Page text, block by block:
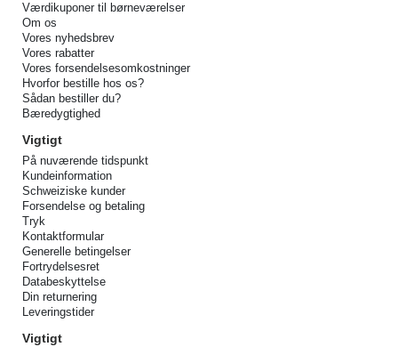
Værdikuponer til børneværelser
Om os
Vores nyhedsbrev
Vores rabatter
Vores forsendelsesomkostninger
Hvorfor bestille hos os?
Sådan bestiller du?
Bæredygtighed
Vigtigt
På nuværende tidspunkt
Kundeinformation
Schweiziske kunder
Forsendelse og betaling
Tryk
Kontaktformular
Generelle betingelser
Fortrydelsesret
Databeskyttelse
Din returnering
Leveringstider
Vigtigt